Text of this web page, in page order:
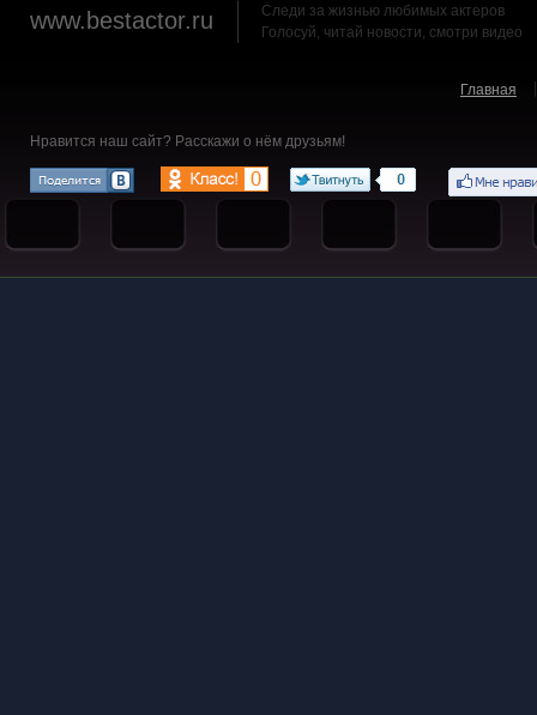
www.bestactor.ru
Следи за жизнью любимых актеров
Голосуй, читай новости, смотри видео
Главная
Нравится наш сайт? Расскажи о нём друзьям!